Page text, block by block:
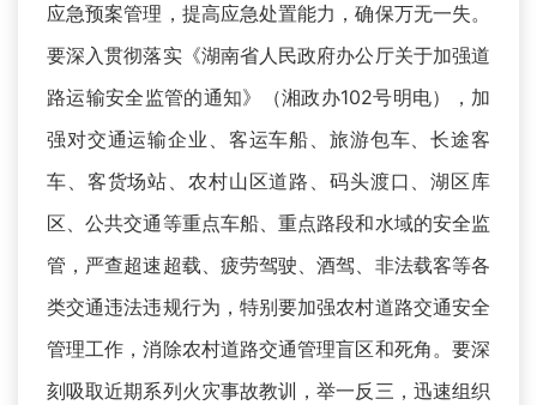
应急预案管理，提高应急处置能力，确保万无一失。
要深入贯彻落实《湖南省人民政府办公厅关于加强道
路运输安全监管的通知》（湘政办102号明电），加
强对交通运输企业、客运车船、旅游包车、长途客
车、客货场站、农村山区道路、码头渡口、湖区库
区、公共交通等重点车船、重点路段和水域的安全监
管，严查超速超载、疲劳驾驶、酒驾、非法载客等各
类交通违法违规行为，特别要加强农村道路交通安全
管理工作，消除农村道路交通管理盲区和死角。要深
刻吸取近期系列火灾事故教训，举一反三，迅速组织